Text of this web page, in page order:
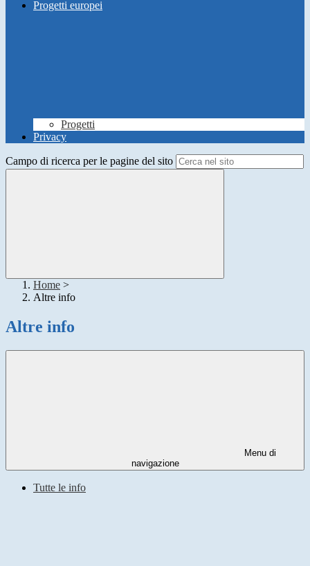
Progetti europei
Progetti
Privacy
Campo di ricerca per le pagine del sito
Home >
Altre info
Altre info
Menu di
navigazione
Tutte le info